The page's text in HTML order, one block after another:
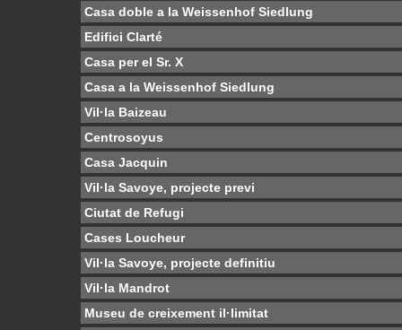
Casa doble a la Weissenhof Siedlung
Edifici Clarté
Casa per el Sr. X
Casa a la Weissenhof Siedlung
Vil·la Baizeau
Centrosoyus
Casa Jacquin
Vil·la Savoye, projecte previ
Ciutat de Refugi
Cases Loucheur
Vil·la Savoye, projecte definitiu
Vil·la Mandrot
Museu de creixement il·limitat